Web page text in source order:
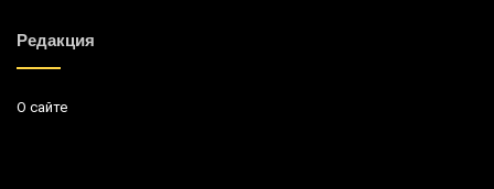
Редакция
О сайте